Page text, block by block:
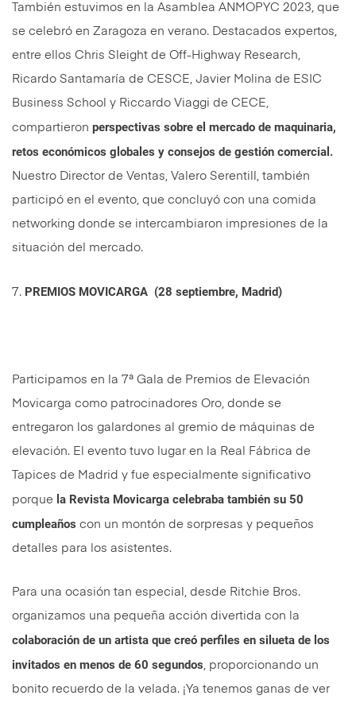
También estuvimos en la Asamblea ANMOPYC 2023, que
se celebró en Zaragoza en verano. Destacados expertos,
entre ellos Chris Sleight de Off-Highway Research,
Ricardo Santamaría de CESCE, Javier Molina de ESIC
Business School y Riccardo Viaggi de CECE,
compartieron perspectivas sobre el mercado de maquinaria,
retos económicos globales y consejos de gestión comercial.
Nuestro Director de Ventas, Valero Serentill, también
participó en el evento, que concluyó con una comida
networking donde se intercambiaron impresiones de la
situación del mercado.
7. PREMIOS MOVICARGA (28 septiembre, Madrid)
Participamos en la 7ª Gala de Premios de Elevación
Movicarga como patrocinadores Oro, donde se
entregaron los galardones al gremio de máquinas de
elevación. El evento tuvo lugar en la Real Fábrica de
Tapices de Madrid y fue especialmente significativo
porque la Revista Movicarga celebraba también su 50
cumpleaños con un montón de sorpresas y pequeños
detalles para los asistentes.
Para una ocasión tan especial, desde Ritchie Bros.
organizamos una pequeña acción divertida con la
colaboración de un artista que creó perfiles en silueta de los
invitados en menos de 60 segundos , proporcionando un
bonito recuerdo de la velada. ¡Ya tenemos ganas de ver